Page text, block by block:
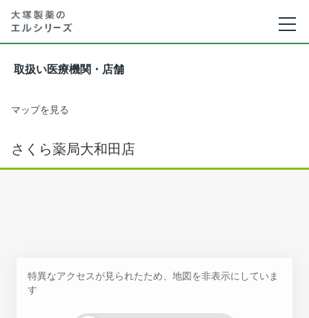
取扱い医療機関・店舗
マップを見る
さくら薬局大和田店
特異なアクセスが見られたため、地図を非表示にしていま
す